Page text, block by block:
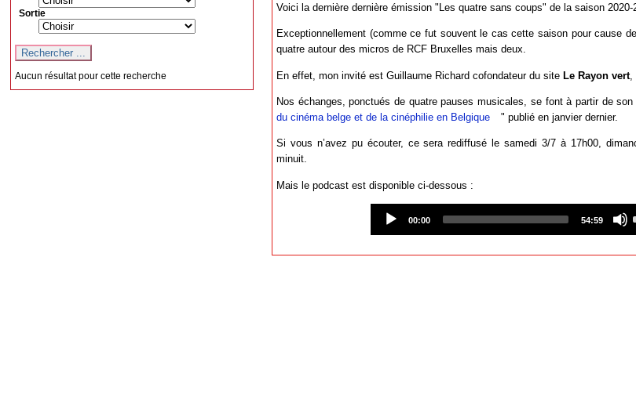
Voici la dernière dernière émission "Les quatre sans coups" de la saison 2020-
Exceptionnellement (comme ce fut souvent le cas cette saison pour cause
quatre autour des micros de RCF Bruxelles mais deux.
En effet, mon invité est Guillaume Richard cofondateur du site Le Rayon vert,
Nos échanges, ponctués de quatre pauses musicales, se font à partir de
du cinéma belge et de la cinéphilie en Belgique
" publié en janvier dernier.
Si vous n’avez pu écouter, ce sera rediffusé le samedi 3/7 à 17h00,
minuit.
Mais le podcast est disponible ci-dessous :
Player
00:00 54:59
Sortie
Aucun résultat pour cette recherche